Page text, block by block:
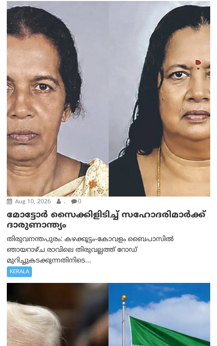
Aug 10, 2026 . 0
മോട്ടോര്‍ സൈക്കിളിടിച്ച് സഹോദരിമാര്‍ക്ക്
ദാരുണാന്ത്യം
തിരുവനന്തപുരം: കഴക്കൂട്ടം-കോവളം ബൈപാസിൽ
ഞായറാഴ്ച രാവിലെ തിരുവല്ലത്ത് റോഡ്
മുറിച്ചുകടക്കുന്നതിനിടെ...
KERALA